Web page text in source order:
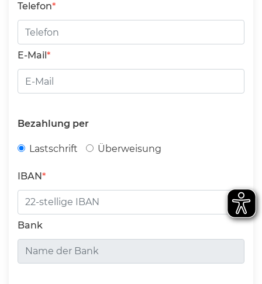
Telefon
E-Mail
Bezahlung per
Lastschrift Überweisung
IBAN
Bank